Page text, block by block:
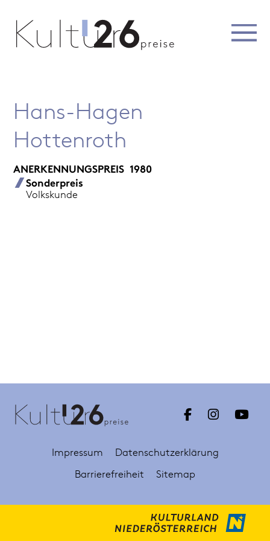
Hans-Hagen
Hottenroth
ANERKENNUNGSPREIS 1980
Sonderpreis
Volkskunde
Impressum
Datenschutzerklärung
Barrierefreiheit
Sitemap